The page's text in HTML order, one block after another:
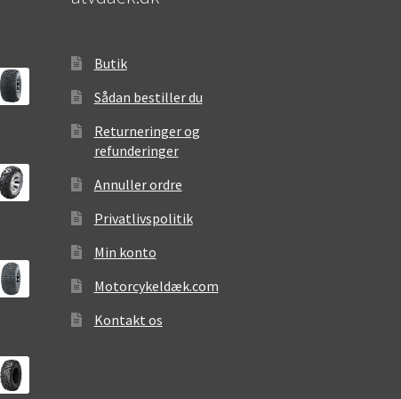
Butik
Sådan bestiller du
Returneringer og
refunderinger
Annuller ordre
Privatlivspolitik
Min konto
Motorcykeldæk.com
Kontakt os